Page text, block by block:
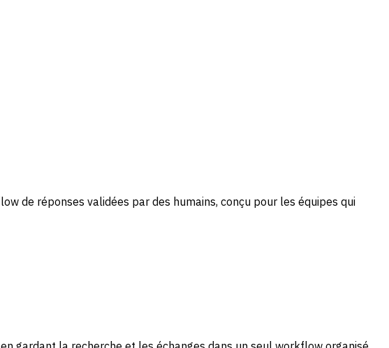
de réponses validées par des humains, conçu pour les équipes qui